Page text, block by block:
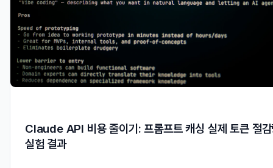
Claude API 비용 줄이기: 프롬프트 캐싱 실제 토큰 절
실험 결과